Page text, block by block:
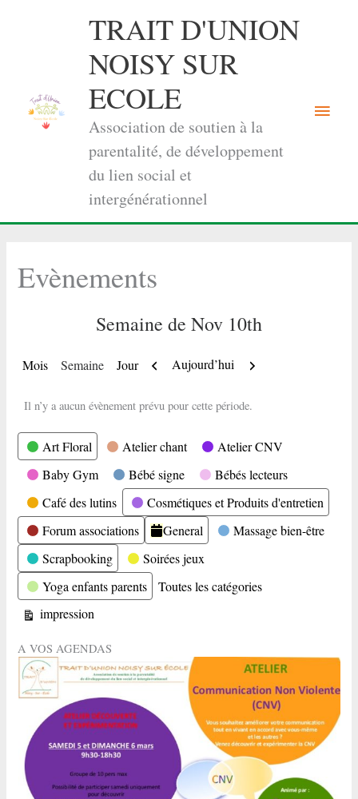
TRAIT D'UNION
NOISY SUR
ECOLE
Association de soutien à la
parentalité, de développement
du lien social et
intergénérationnel
Menu
Evènements
Semaine de Nov 10th
Mois Semaine Jour Précédent
Aujourd’hui Suivant
Il n’y a aucun évènement prévu pour cette période.
Catégories
Art Floral Atelier chant
Atelier CNV
Baby Gym
Bébé signe
Bébés lecteurs
Café des lutins
Cosmétiques et Produits d'entretien
Forum associations
General
Massage bien-être
Scrapbooking
Soirées jeux
Yoga enfants parents
Toutes les catégories
Vue
impression
A VOS AGENDAS